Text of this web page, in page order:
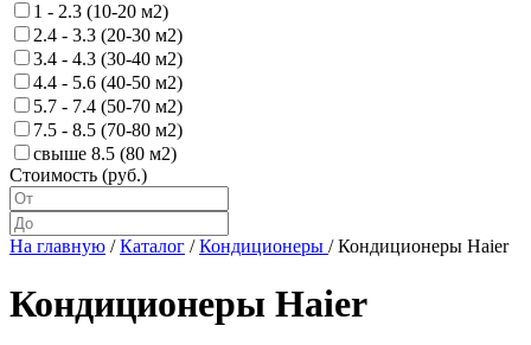
1 - 2.3 (10-20 м2)
2.4 - 3.3 (20-30 м2)
3.4 - 4.3 (30-40 м2)
4.4 - 5.6 (40-50 м2)
5.7 - 7.4 (50-70 м2)
7.5 - 8.5 (70-80 м2)
свыше 8.5 (80 м2)
Стоимость (руб.)
На главную /Каталог /Кондиционеры /Кондиционеры Haier
Кондиционеры Haier